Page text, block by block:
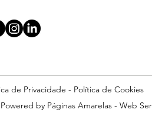
de Privacidade - Política de Cookies
by Páginas Amarelas - Web